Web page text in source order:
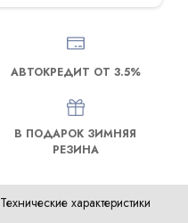
АВТОКРЕДИТ ОТ 3.5%
В ПОДАРОК ЗИМНЯЯ
РЕЗИНА
Технические характеристики